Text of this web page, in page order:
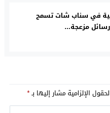
في سناب شات تسمح
مزعجة...
الإلزامية مشار إليها بـ*